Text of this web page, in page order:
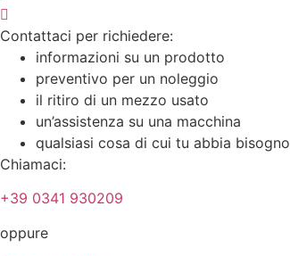
Contattaci per richiedere:
informazioni su un prodotto
preventivo per un noleggio
il ritiro di un mezzo usato
un’assistenza su una macchina
qualsiasi cosa di cui tu abbia bisogno
Chiamaci:
+39 0341 930209
oppure